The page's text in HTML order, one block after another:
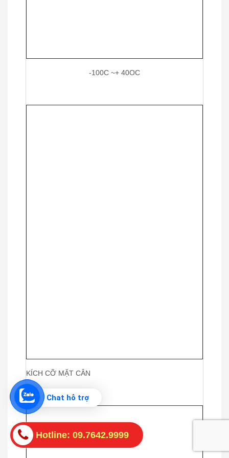
-100C ~+ 40OC
KÍCH CỠ MẶT CÂN
Hotline: 09.7642.9999
Chat hỗ trợ